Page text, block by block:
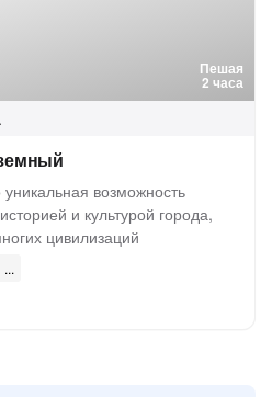
Пешая
2 часа
возможность
и культурой города,
цивилизаций